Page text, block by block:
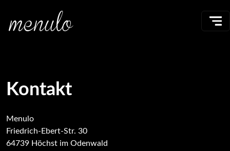
Kontakt
Menulo
Friedrich-Ebert-Str. 30
64739 Höchst im Odenwald